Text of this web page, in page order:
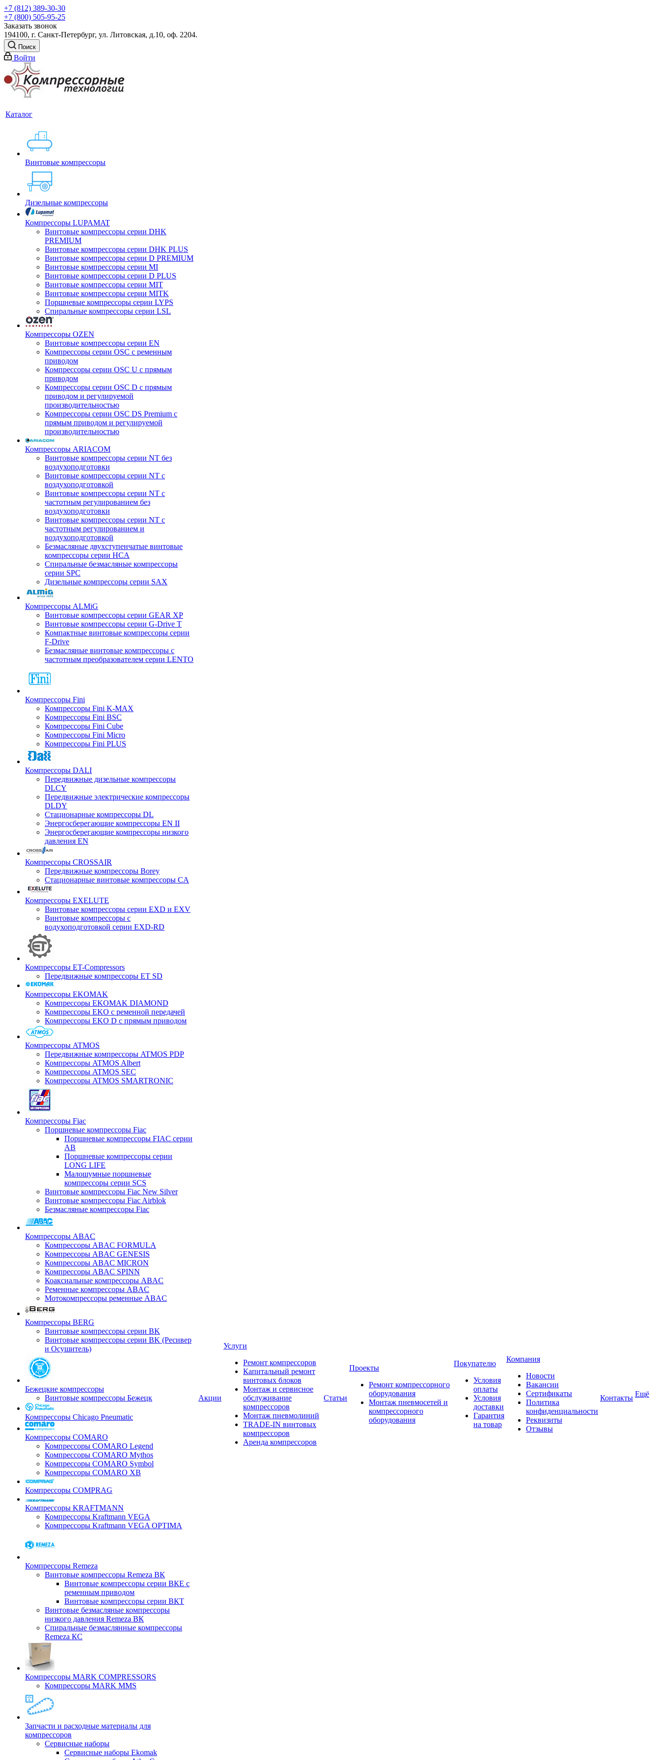
+7 (812) 389-30-30
+7 (800) 505-95-25
Заказать звонок
194100, г. Санкт-Петербург, ул. Литовская, д.10, оф. 2204.
Поиск
Войти
Каталог
Винтовые компрессоры
Дизельные компрессоры
Компрессоры LUPAMAT
Винтовые компрессоры серии DHK
PREMIUM
Винтовые компрессоры серии DHK PLUS
Винтовые компрессоры серии D PREMIUM
Винтовые компрессоры серии MI
Винтовые компрессоры серии D PLUS
Винтовые компрессоры серии MIT
Винтовые компрессоры серии MITK
Поршневые компрессоры серии LYPS
Спиральные компрессоры серии LSL
Компрессоры OZEN
Винтовые компрессоры серии EN
Компрессоры серии OSC с ременным
приводом
Компрессоры серии OSC U с прямым
приводом
Компрессоры серии OSC D с прямым
приводом и регулируемой
производительностью
Компрессоры серии OSC DS Premium с
прямым приводом и регулируемой
производительностью
Компрессоры ARIACOM
Винтовые компрессоры серии NT без
воздухоподготовки
Винтовые компрессоры серии NT c
воздухоподготовкой
Винтовые компрессоры серии NT с
частотным регулированием без
воздухоподготовки
Винтовые компрессоры серии NT с
частотным регулированием и
воздухоподготовкой
Безмасляные двухступенчатые винтовые
компрессоры серии HCA
Спиральные безмасляные компрессоры
серии SPC
Дизельные компрессоры серии SAX
Компрессоры ALMiG
Винтовые компрессоры серии GEAR XP
Винтовые компрессоры серии G-Drive T
Компактные винтовые компрессоры серии
F-Drive
Безмасляные винтовые компрессоры с
частотным преобразователем серии LENTO
Компрессоры Fini
Компрессоры Fini K-MAX
Компрессоры Fini BSC
Компрессоры Fini Cube
Компрессоры Fini Micro
Компрессоры Fini PLUS
Компрессоры DALI
Передвижные дизельные компрессоры
DLCY
Передвижные электрические компрессоры
DLDY
Стационарные компрессоры DL
Энергосберегающие компрессоры EN II
Энергосберегающие компрессоры низкого
давления EN
Компрессоры CROSSAIR
Передвижные компрессоры Borey
Стационарные винтовые компрессоры CA
Компрессоры EXELUTE
Винтовые компрессоры серии EXD и EXV
Винтовые компрессоры с
водухоподготовкой серии EXD-RD
Компрессоры ET-Compressors
Передвижные компрессоры ET SD
Компрессоры EKOMAK
Компрессоры EKOMAK DIAMOND
Компрессоры EKO c ременной передачей
Компрессоры EKO D с прямым приводом
Компрессоры ATMOS
Передвижные компрессоры ATMOS PDP
Компрессоры ATMOS Albert
Компрессоры ATMOS SEC
Компрессоры ATMOS SMARTRONIC
Компрессоры Fiac
Поршневые компрессоры Fiac
Поршневые компрессоры FIAC серии
AB
Поршневые компрессоры серии
LONG LIFE
Малошумные поршневые
компрессоры серии SCS
Винтовые компрессоры Fiac New Silver
Винтовые компрессоры Fiac Airblok
Безмасляные компрессоры Fiac
Компрессоры ABAC
Компрессоры ABAC FORMULA
Компрессоры ABAC GENESIS
Компрессоры ABAC MICRON
Компрессоры ABAC SPINN
Коаксиальные компрессоры ABAC
Ременные компрессоры ABAC
Мотокомпрессоры ременные ABAC
Компрессоры BERG
Винтовые компрессоры серии BK
Винтовые компрессоры серии BK (Ресивер
и Осушитель)
Бежецкие компрессоры
Винтовые компрессоры Бежецк
Компрессоры Chicago Pneumatic
Компрессоры COMARO
Компрессоры COMARO Legend
Компрессоры COMARO Mythos
Компрессоры COMARO Symbol
Компрессоры COMARO XB
Компрессоры COMPRAG
Компрессоры KRAFTMANN
Компрессоры Kraftmann VEGA
Компрессоры Kraftmann VEGA OPTIMA
Компрессоры Remeza
Винтовые компрессоры Remeza ВК
Винтовые компрессоры серии ВКЕ с
ременным приводом
Винтовые компрессоры серии ВКТ
Винтовые безмасляные компрессоры
низкого давления Remeza ВК
Спиральные безмаслянные компрессоры
Remeza КС
Компрессоры MARK COMPRESSORS
Компрессоры MARK MMS
Запчасти и расходные материалы для
компрессоров
Cервисные наборы
Сервисные наборы Ekomak
Акции
Услуги
Ремонт компрессоров
Капитальный ремонт
винтовых блоков
Монтаж и сервисное
обслуживание
компрессоров
Монтаж пневмолиний
TRADE-IN винтовых
компрессоров
Аренда компрессоров
Статьи
Проекты
Ремонт компрессорного
оборудования
Монтаж пневмосетей и
компрессорного
оборудования
Покупателю
Условия
оплаты
Условия
доставки
Гарантия
на товар
Компания
Новости
Вакансии
Сертификаты
Политика
конфиденциальности
Реквизиты
Отзывы
Контакты Ещё